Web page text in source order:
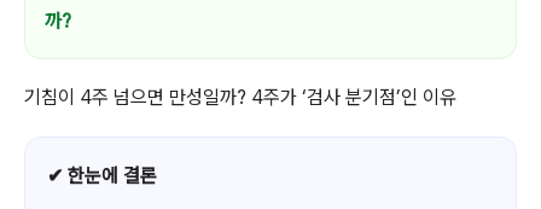
까?
기침이 4주 넘으면 만성일까? 4주가 ‘검사 분기점’인 이유
✔ 한눈에 결론